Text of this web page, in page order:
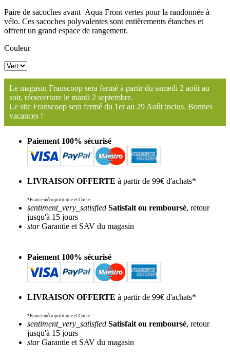
Paire de sacoches avant Aqua Front vertes pour la randonnée à
vélo. Ces sacoches polyvalentes sont entièrements étanches et
offrent un grand espace de rangement.
Couleur
Le magasin Franscoop sera fermé à partir du samedi 2 août au
soir, réouverture le mardi 2 septembre.
Le site Franscoop sera fermé du 1er au 29 Août inclus. Bonnes
vacances !
Paiement 100% sécurisé
LIVRAISON OFFERTE à partir de 99€ d'achats*
*France métropolitaine et Corse
sentiment_very_satisfied Satisfait ou remboursé, retour
jusqu'à 15 jours
starGarantie et SAV du magasin
Paiement 100% sécurisé
LIVRAISON OFFERTE à partir de 99€ d'achats*
*France métropolitaine et Corse
sentiment_very_satisfied Satisfait ou remboursé, retour
jusqu'à 15 jours
starGarantie et SAV du magasin